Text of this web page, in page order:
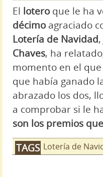
El loteroque le ha
décimoagraciado
Lotería de Navidad,
Chaves, ha
momento en el
que había ganado
abrazado los dos,
a comprobar si le
son los premios
TAGS Lotería de